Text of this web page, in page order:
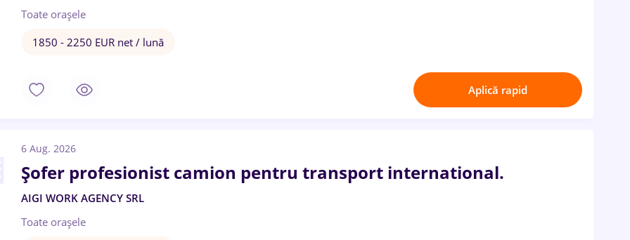
Toate oraşele
1850 - 2250 EUR net / lună
Aplică rapid
6 Aug. 2026
Șofer profesionist camion pentru transport international.
AIGI WORK AGENCY SRL
Toate oraşele